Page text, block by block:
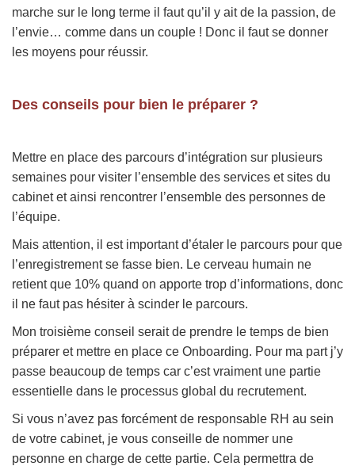
marche sur le long terme il faut qu’il y ait de la passion, de
l’envie… comme dans un couple ! Donc il faut se donner
les moyens pour réussir.
Des conseils pour bien le préparer ?
Mettre en place des parcours d’intégration sur plusieurs
semaines pour visiter l’ensemble des services et sites du
cabinet et ainsi rencontrer l’ensemble des personnes de
l’équipe.
Mais attention, il est important d’étaler le parcours pour que
l’enregistrement se fasse bien. Le cerveau humain ne
retient que 10% quand on apporte trop d’informations, donc
il ne faut pas hésiter à scinder le parcours.
Mon troisième conseil serait de prendre le temps de bien
préparer et mettre en place ce Onboarding. Pour ma part j’y
passe beaucoup de temps car c’est vraiment une partie
essentielle dans le processus global du recrutement.
Si vous n’avez pas forcément de responsable RH au sein
de votre cabinet, je vous conseille de nommer une
personne en charge de cette partie. Cela permettra de